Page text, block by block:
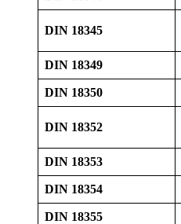
DIN 18345
DIN 18349
DIN 18350
DIN 18352
DIN 18353
DIN 18354
DIN 18355